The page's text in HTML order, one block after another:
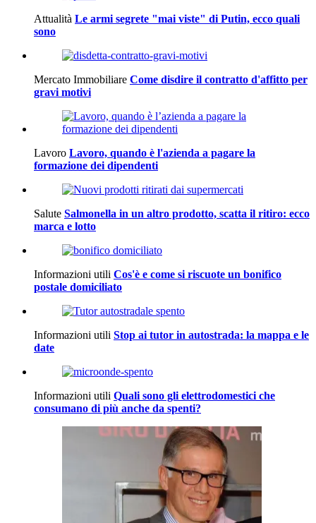
Attualità Le armi segrete "mai viste" di Putin, ecco quali
sono
Mercato Immobiliare Come disdire il contratto d'affitto per
gravi motivi
Lavoro Lavoro, quando è l'azienda a pagare la
formazione dei dipendenti
Salute Salmonella in un altro prodotto, scatta il ritiro: ecco
marca e lotto
Informazioni utili Cos'è e come si riscuote un bonifico
postale domiciliato
Informazioni utili Stop ai tutor in autostrada: la mappa e le
date
Informazioni utili Quali sono gli elettrodomestici che
consumano di più anche da spenti?